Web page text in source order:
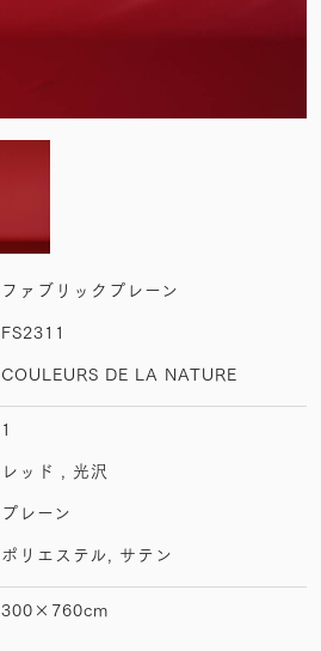
ファブリックプレーン
FS2311
COULEURS DE LA NATURE
1
レッド , 光沢
プレーン
ポリエステル, サテン
300×760cm